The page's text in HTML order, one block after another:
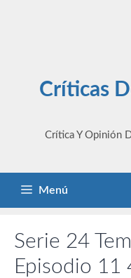
Críticas
Crítica Y Opinión
Menú
Serie 24
Episodio 11